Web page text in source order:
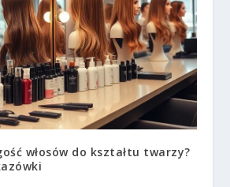
włosów do kształtu twarzy?